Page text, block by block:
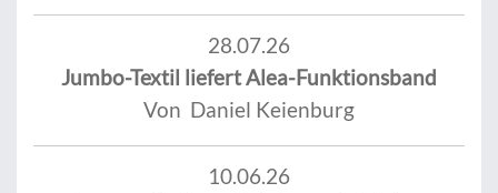
28.07.26
Jumbo-Textil liefert Alea-Funktionsband
Von Daniel Keienburg
10.06.26